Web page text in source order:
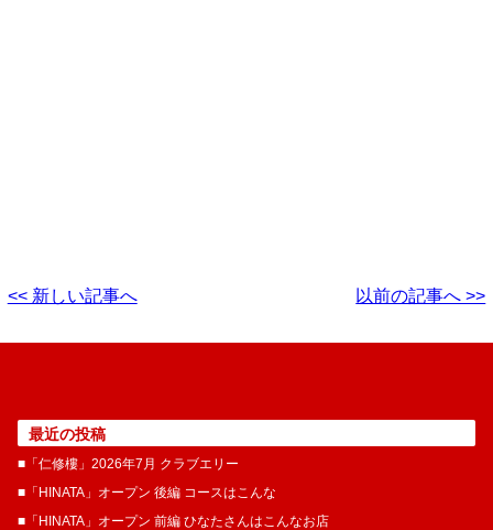
<< 新しい記事へ 以前の記事へ >>
最近の投稿
■「仁修樓」2026年7月 クラブエリー
■「HINATA」オープン 後編 コースはこんな
■「HINATA」オープン 前編 ひなたさんはこんなお店